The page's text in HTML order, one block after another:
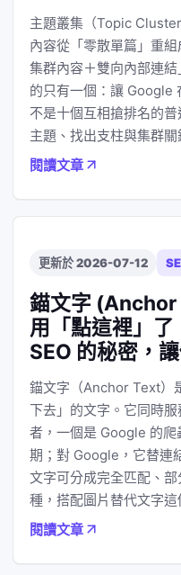
主題叢集（Topic
內容從「零散單篇」重
集群內容＋雙向內部連
的只有一個：讓 Google
不是十個互相搶排名的
主題、找出支柱與集群
閱讀文章
更新於 2026-07-12
錨文字
用「點這裡」
SEO 的秘密，
錨文字（Anchor Text）
下去」的文字。它同時
者，一個是 Google 的
期；對 Google，它替連
文字可分成完全匹配、
種，搭配圖片替代文字
閱讀文章